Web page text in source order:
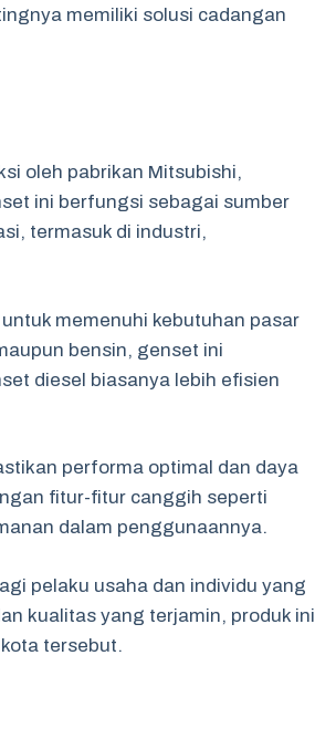
memiliki solusi cadangan
oleh pabrikan Mitsubishi,
ini berfungsi sebagai sumber
termasuk di industri,
memenuhi kebutuhan pasar
bensin, genset ini
diesel biasanya lebih efisien
performa optimal dan daya
fitur-fitur canggih seperti
dalam penggunaannya.
pelaku usaha dan individu yang
kualitas yang terjamin, produk ini
tersebut.